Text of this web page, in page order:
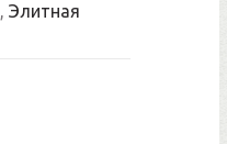
, Элитная